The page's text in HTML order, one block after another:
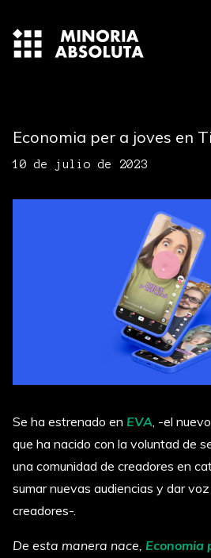
Economia per a joves en
10 de julio de 2023
Se ha estrenado en EVA , -el
que ha nacido con la voluntad de
una comunidad de creadores en
sumar nuevas audiencias y dar
creadores-.
De esta manera nace, Economia